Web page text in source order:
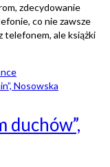
zdecydowanie
co nie zawsze
telefonem, ale książki
duchów”,